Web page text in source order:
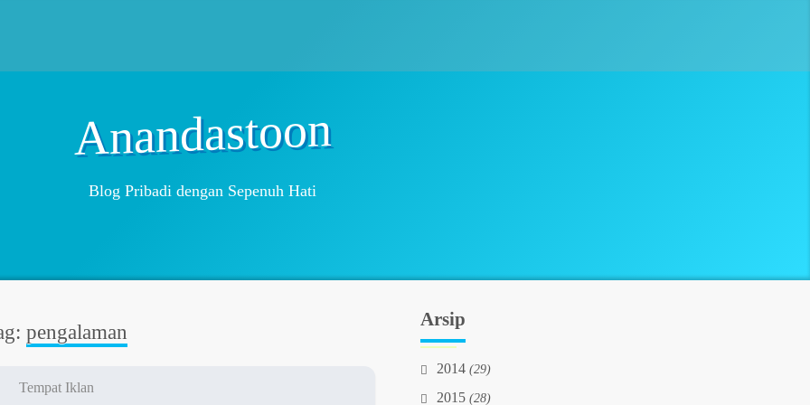
Anandastoon
Blog Pribadi dengan Sepenuh Hati
pengalaman
Arsip
2014(29)
2015(28)